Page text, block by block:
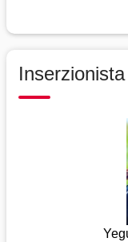
Inserzionista